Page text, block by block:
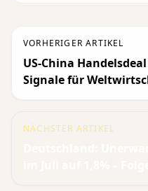
VORHERIGER ARTIKEL
US-China
Signale für
NÄCHSTER ARTIKEL